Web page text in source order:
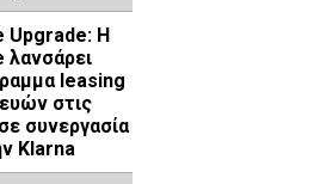
Upgrade: Η
λανσάρει
leasing
στις
συνεργασία
Klarna